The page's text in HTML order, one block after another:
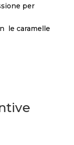
per
le caramelle